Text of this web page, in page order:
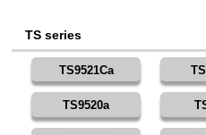
TS series
TS9521Ca
TS9520a